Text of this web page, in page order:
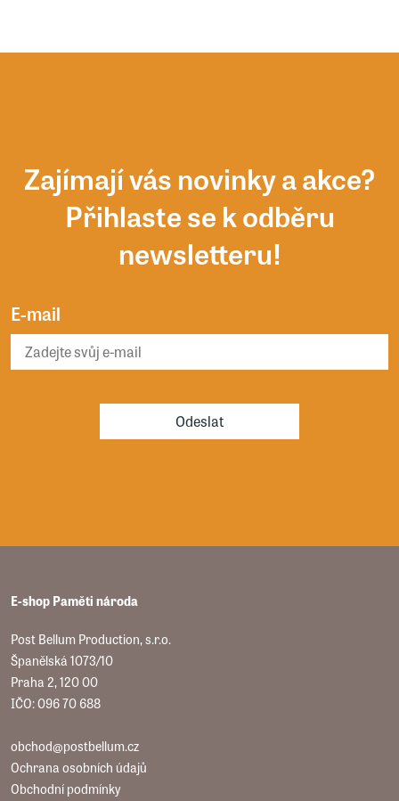
Zajímají vás novinky a akce?
Přihlaste se k odběru
newsletteru!
E-mail
Odeslat
E-shop Paměti národa
Post Bellum Production, s.r.o.
Španělská 1073/10
Praha 2, 120 00
IČO: 096 70 688
obchod@postbellum.cz
Ochrana osobních údajů
Obchodní podmínky